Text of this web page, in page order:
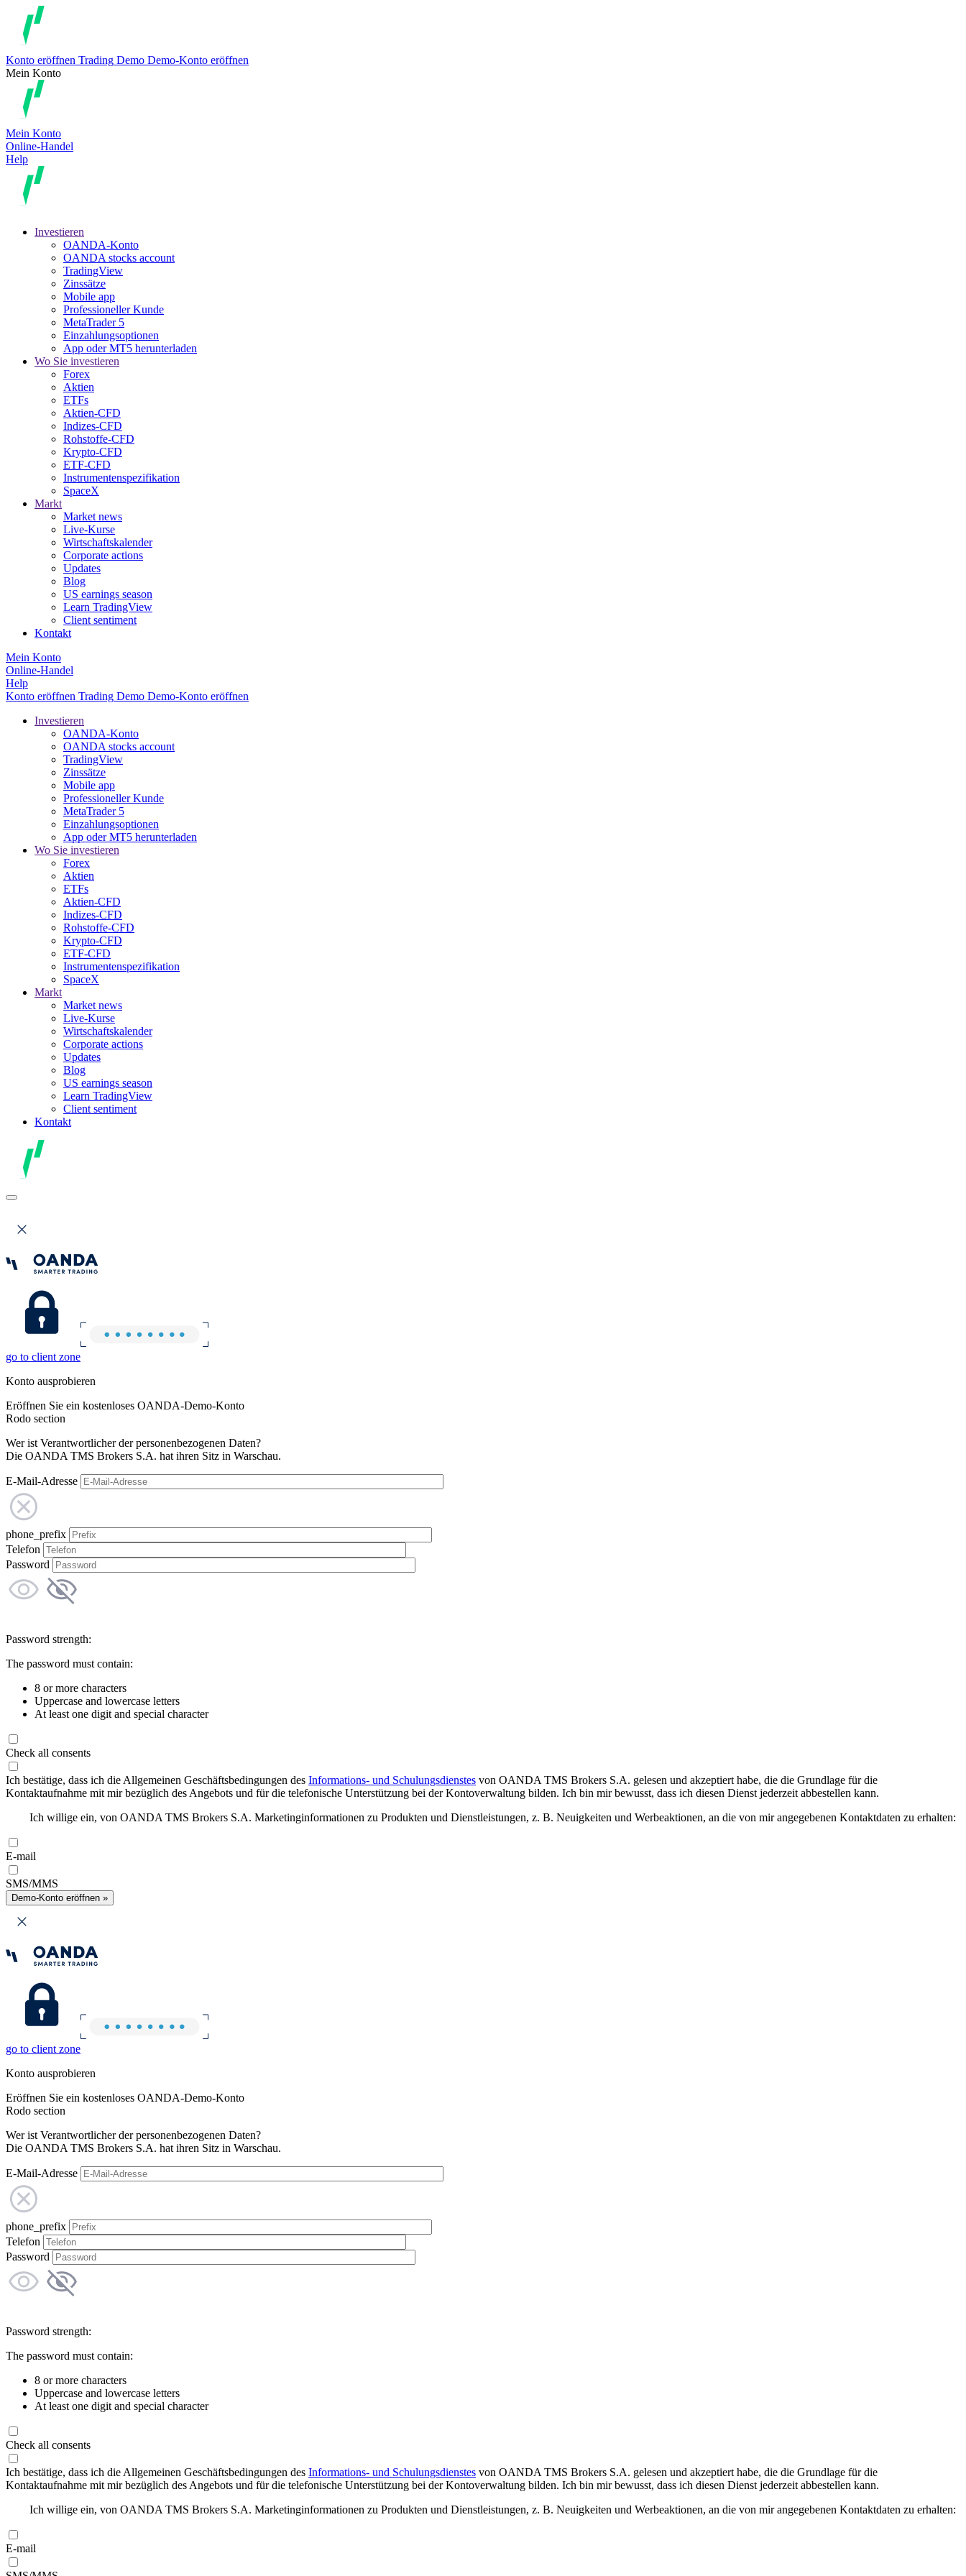
Konto eröffnen Trading Demo Demo-Konto eröffnen
Mein Konto
Mein Konto
Online-Handel
Help
Investieren
OANDA-Konto
OANDA stocks account
TradingView
Zinssätze
Mobile app
Professioneller Kunde
MetaTrader 5
Einzahlungsoptionen
App oder MT5 herunterladen
Wo Sie investieren
Forex
Aktien
ETFs
Aktien-CFD
Indizes-CFD
Rohstoffe-CFD
Krypto-CFD
ETF-CFD
Instrumentenspezifikation
SpaceX
Markt
Market news
Live-Kurse
Wirtschaftskalender
Corporate actions
Updates
Blog
US earnings season
Learn TradingView
Client sentiment
Kontakt
Mein Konto
Online-Handel
Help
Konto eröffnen Trading Demo Demo-Konto eröffnen
Investieren
OANDA-Konto
OANDA stocks account
TradingView
Zinssätze
Mobile app
Professioneller Kunde
MetaTrader 5
Einzahlungsoptionen
App oder MT5 herunterladen
Wo Sie investieren
Forex
Aktien
ETFs
Aktien-CFD
Indizes-CFD
Rohstoffe-CFD
Krypto-CFD
ETF-CFD
Instrumentenspezifikation
SpaceX
Markt
Market news
Live-Kurse
Wirtschaftskalender
Corporate actions
Updates
Blog
US earnings season
Learn TradingView
Client sentiment
Kontakt
go to client zone
Konto ausprobieren
Eröffnen Sie ein kostenloses OANDA-Demo-Konto
Rodo section
Wer ist Verantwortlicher der personenbezogenen Daten?
Die OANDA TMS Brokers S.A. hat ihren Sitz in Warschau.
E-Mail-Adresse
phone_prefix
Telefon
Password
Password strength:
The password must contain:
8 or more characters
Uppercase and lowercase letters
At least one digit and special character
Check all consents
Ich bestätige, dass ich die Allgemeinen Geschäftsbedingungen des Informations- und Schulungsdienstes von OANDA TMS Brokers S.A. gelesen und akzeptiert habe, die die Grundlage für die
Kontaktaufnahme mit mir bezüglich des Angebots und für die telefonische Unterstützung bei der Kontoverwaltung bilden. Ich bin mir bewusst, dass ich diesen Dienst jederzeit abbestellen kann.
Ich willige ein, von OANDA TMS Brokers S.A. Marketinginformationen zu Produkten und Dienstleistungen, z. B. Neuigkeiten und Werbeaktionen, an die von mir angegebenen Kontaktdaten zu erhalten:
E-mail
SMS/MMS
Demo-Konto eröffnen »
go to client zone
Konto ausprobieren
Eröffnen Sie ein kostenloses OANDA-Demo-Konto
Rodo section
Wer ist Verantwortlicher der personenbezogenen Daten?
Die OANDA TMS Brokers S.A. hat ihren Sitz in Warschau.
E-Mail-Adresse
phone_prefix
Telefon
Password
Password strength:
The password must contain:
8 or more characters
Uppercase and lowercase letters
At least one digit and special character
Check all consents
Ich bestätige, dass ich die Allgemeinen Geschäftsbedingungen des Informations- und Schulungsdienstes von OANDA TMS Brokers S.A. gelesen und akzeptiert habe, die die Grundlage für die
Kontaktaufnahme mit mir bezüglich des Angebots und für die telefonische Unterstützung bei der Kontoverwaltung bilden. Ich bin mir bewusst, dass ich diesen Dienst jederzeit abbestellen kann.
Ich willige ein, von OANDA TMS Brokers S.A. Marketinginformationen zu Produkten und Dienstleistungen, z. B. Neuigkeiten und Werbeaktionen, an die von mir angegebenen Kontaktdaten zu erhalten:
E-mail